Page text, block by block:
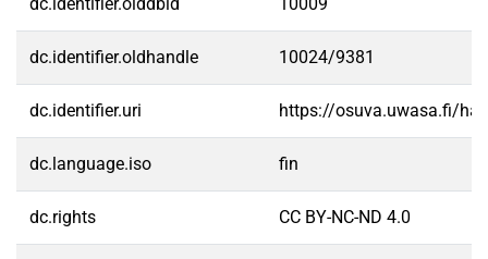
dc.identifier.oldhandle 10024/9381
dc.identifier.uri https://osuva.uwasa.fi/
dc.language.iso fin
dc.rights CC BY-NC-ND 4.0